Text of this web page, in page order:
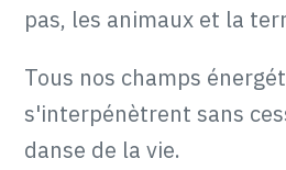
pas, les animaux et la
Tous nos champs
s'interpénètrent sans
danse de la vie.